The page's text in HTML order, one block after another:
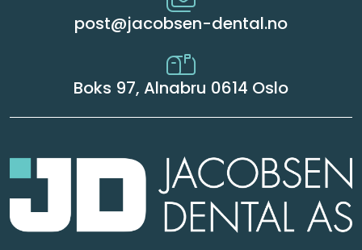
post@jacobsen-dental.no
Boks 97, Alnabru 0614 Oslo